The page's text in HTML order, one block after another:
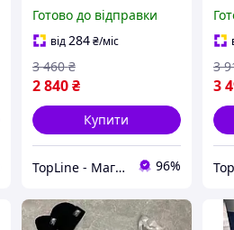
Nike чорного кольору,
Теплі куртки модні з
капюшоном і
кишенями
Готово до відправки
від284 ₴/міс
2 840 ₴
3 460 ₴
Купити
TopLine - Магазин крутих товарів 96%
3
3